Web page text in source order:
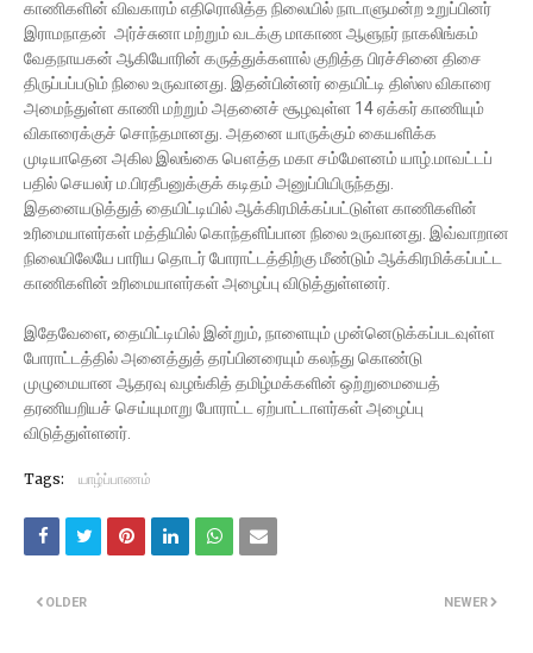
காணிகளின் விவகாரம் எதிரொலித்த நிலையில் நாடாளுமன்ற உறுப்பினர்
இராமநாதன் அர்ச்சுனா மற்றும் வடக்கு மாகாண ஆளுநர் நாகலிங்கம்
வேதநாயகன் ஆகியோரின் கருத்துக்களால் குறித்த பிரச்சினை திசை
திருப்பப்படும் நிலை உருவானது. இதன்பின்னர் தையிட்டி திஸ்ஸ விகாரை
அமைந்துள்ள காணி மற்றும் அதனைச் சூழவுள்ள 14 ஏக்கர் காணியும்
விகாரைக்குச் சொந்தமானது. அதனை யாருக்கும் கையளிக்க
முடியாதென அகில இலங்கை பௌத்த மகா சம்மேளனம் யாழ்.மாவட்டப்
பதில் செயலர் ம.பிரதீபனுக்குக் கடிதம் அனுப்பியிருந்தது.
இதனையடுத்துத் தையிட்டியில் ஆக்கிரமிக்கப்பட்டுள்ள காணிகளின்
உரிமையாளர்கள் மத்தியில் கொந்தளிப்பான நிலை உருவானது. இவ்வாறான
நிலையிலேயே பாரிய தொடர் போராட்டத்திற்கு மீண்டும் ஆக்கிரமிக்கப்பட்ட
காணிகளின் உரிமையாளர்கள் அழைப்பு விடுத்துள்ளனர்.
இதேவேளை, தையிட்டியில் இன்றும், நாளையும் முன்னெடுக்கப்படவுள்ள
போராட்டத்தில் அனைத்துத் தரப்பினரையும் கலந்து கொண்டு
முழுமையான ஆதரவு வழங்கித் தமிழ்மக்களின் ஒற்றுமையைத்
தரணியறியச் செய்யுமாறு போராட்ட ஏற்பாட்டாளர்கள் அழைப்பு
விடுத்துள்ளனர்.
Tags: யாழ்ப்பாணம்
NEWER
OLDER